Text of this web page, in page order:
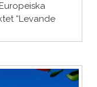
“Levande